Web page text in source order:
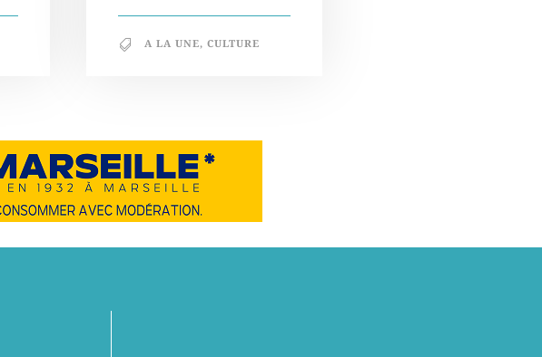
A LA UNE, CULTURE